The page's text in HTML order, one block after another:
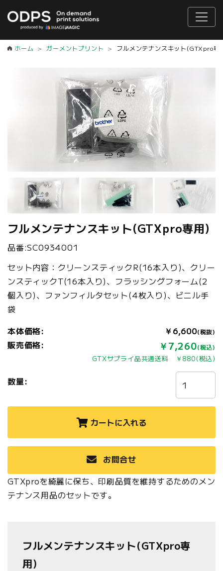
ホーム ガーメントプリント フルメンテナンスキット(GTXpro専
フルメンテナンスキット(GTXpro専用)
品番:SC0934001
セット内容：クリーンスティックR(16本入り)、クリー
ンスティックT(16本入り)、フラッシングフォーム(2
個入り)、ファンフィルタセット(4枚入り)、ビニル手
袋
本体価格:
￥6,600(税抜)
販売価格: ￥7,260(税込)
GTXサプライ品共通送料 ￥880(税込)
数量:
カートに入れる
お問合せ
GTXproを綺麗に保ち、印刷品質を維持するためのメン
テナンス用品のセットです。
フルメンテナンスキット(GTXpro専
用)